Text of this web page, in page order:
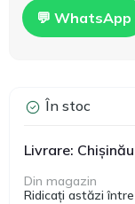
💬 WhatsApp
În stoc
Livrare:
Din magazin
Ridicați astăzi